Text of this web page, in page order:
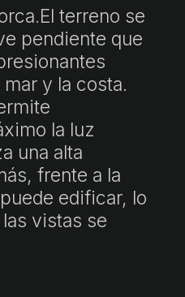
terreno se
pendiente que
y la costa.
la luz
una alta
frente a la
edificar, lo
vistas se